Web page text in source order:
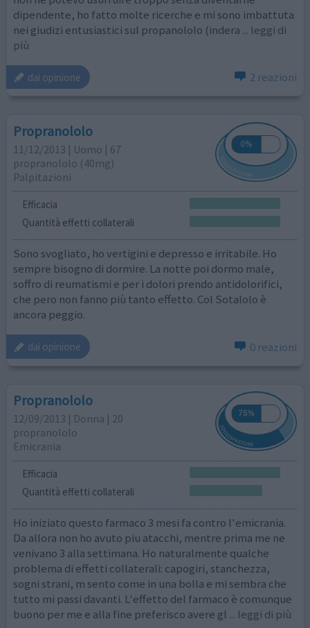
dipendente, ho fatto molte ricerche e mi sono imbattuta
nei giudizi entusiastici sul propanololo (indera ... leggi di
più
dai opinione 2 reazioni
Propranololo
11/12/2013 | Uomo | 67
propranololo (40mg)
Palpitazioni
Efficacia
Quantità effetti collaterali
Sono svogliato, ho vertigini e depresso e irritabile. Ho
sempre bisogno di dormire. La notte poi dormo male,
soffro di reumatismi e per i dolori prendo antidolorifici,
che pero non fanno più tanto effetto. Col Sotalolo è
ancora peggio.
dai opinione 0 reazioni
Propranololo
12/09/2013 | Donna | 20
propranololo
Emicrania
Efficacia
Quantità effetti collaterali
Ho iniziato questo farmaco 3 mesi fa contro l'emicrania.
Da allora non ho avuto piu atacchi, mentre prima me ne
venivano 3 alla settimana. Ho naturalmente qualche
problema di effetti collaterali: capogiri, stanchezza,
sogni strani, m sento come in una bolla e mi sembra che
tutto mi passi davanti. L'effetto del farmaco è comunque
buono per me e alla fine preferisco avere gl ... leggi di più